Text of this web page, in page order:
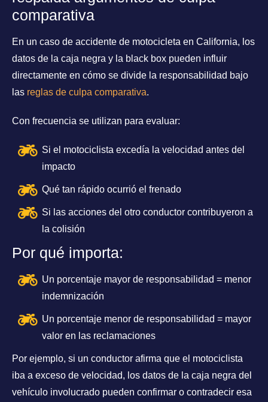
comparativa
En un caso de accidente de motocicleta en California, los
datos de la caja negra y la black box pueden influir
directamente en cómo se divide la responsabilidad bajo
las reglas de culpa comparativa.
Con frecuencia se utilizan para evaluar:
Si el motociclista excedía la velocidad antes del
impacto
Qué tan rápido ocurrió el frenado
Si las acciones del otro conductor contribuyeron a
la colisión
Por qué importa:
Un porcentaje mayor de responsabilidad = menor
indemnización
Un porcentaje menor de responsabilidad = mayor
valor en las reclamaciones
Por ejemplo, si un conductor afirma que el motociclista
iba a exceso de velocidad, los datos de la caja negra del
vehículo involucrado pueden confirmar o contradecir esa